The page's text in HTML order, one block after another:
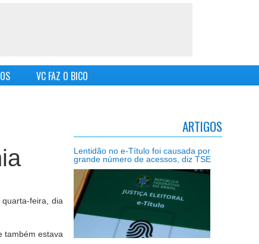
VC FAZ O BICO
feira, dia
também estava
ARTIGOS
Lentidão no e-Título foi causada por
grande número de acessos, diz TSE